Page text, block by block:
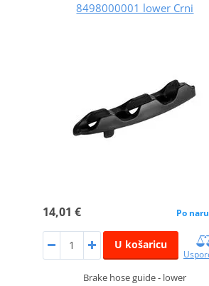
8498000001 lower Crni
14,01 € Po
U košaricu
Brake hose guide - lower